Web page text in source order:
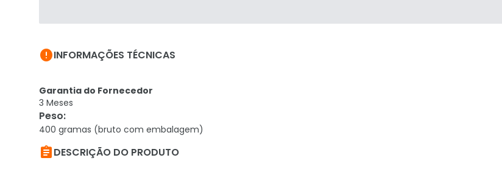
INFORMAÇÕES TÉCNICAS
Garantia do Fornecedor
3 Meses
Peso:
400 gramas (bruto com embalagem)
DESCRIÇÃO DO PRODUTO